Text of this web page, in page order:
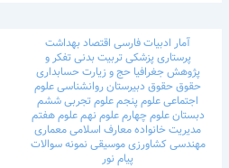
آمار ادبیات فارسی اقتصادبهداشت
پرستاریپزشکیتربیت بدنیتفکر و
پژوهشجغرافیاحج و زیارتحسابداری
حقوقحقوقدبیرستانروانشناسیعلوم
اجتماعیعلوم پنجمعلوم تجربی ششم
دبستانعلوم چهارمعلوم نهمعلوم هفتم
مدیریت خانوادهمعارف اسلامیمعماری
مهندسی کشاورزیموسیقینمونه سوالات
پیام نور